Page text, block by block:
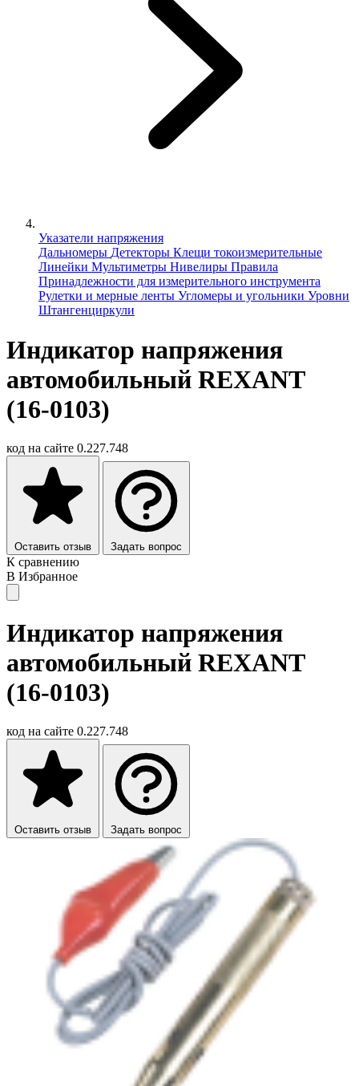
Указатели напряжения
Дальномеры Детекторы Клещи токоизмерительные
Линейки Мультиметры Нивелиры Правила
Принадлежности для измерительного инструмента
Рулетки и мерные ленты Угломеры и угольники Уровни
Штангенциркули
Индикатор напряжения
автомобильный REXANT
(16-0103)
код на сайте 0.227.748
Оставить отзыв Задать вопрос
К сравнению
В Избранное
Индикатор напряжения
автомобильный REXANT
(16-0103)
код на сайте 0.227.748
Оставить отзыв Задать вопрос